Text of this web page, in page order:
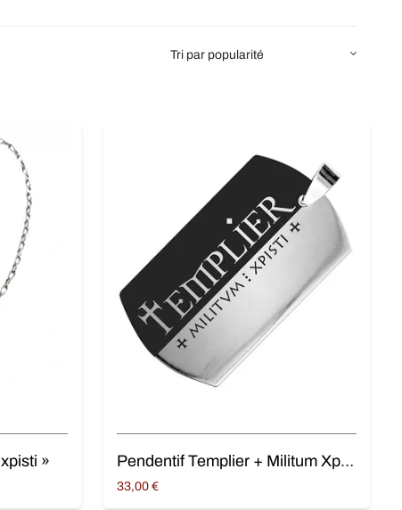
» Pendentif Templier + Militum Xpisti + en acier
33,00 €
Ajouter au panier